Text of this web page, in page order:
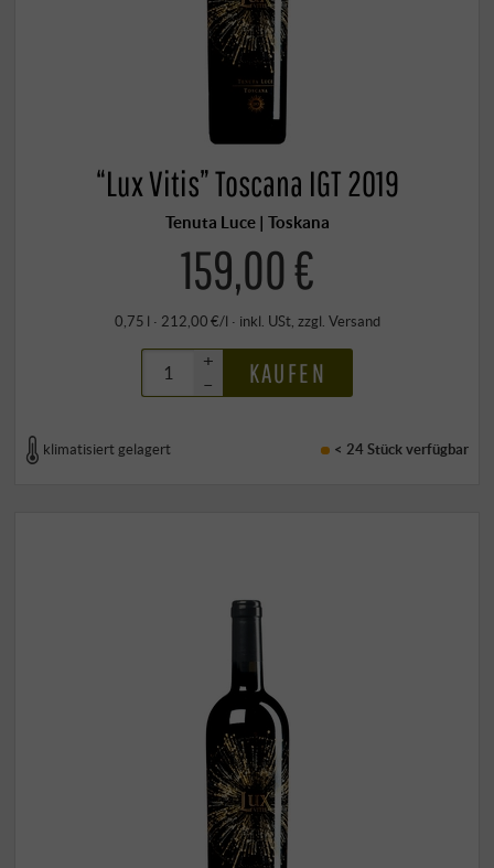
“Lux Vitis” Toscana IGT 2019
Tenuta Luce | Toskana
159,00 €
0,75 l · 212,00 €/l · inkl. USt, zzgl. Versand
+
–
KAUFEN
klimatisiert gelagert < 24 Stückverfügbar